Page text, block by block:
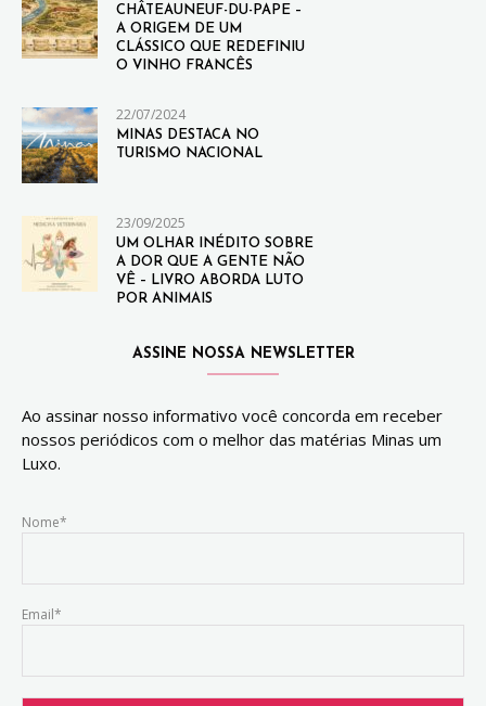
CHÂTEAUNEUF-DU-PAPE –
A ORIGEM DE UM
CLÁSSICO QUE REDEFINIU
O VINHO FRANCÊS
22/07/2024
MINAS DESTACA NO
TURISMO NACIONAL
23/09/2025
UM OLHAR INÉDITO SOBRE
A DOR QUE A GENTE NÃO
VÊ – LIVRO ABORDA LUTO
POR ANIMAIS
ASSINE NOSSA NEWSLETTER
Ao assinar nosso informativo você concorda em receber
nossos periódicos com o melhor das matérias Minas um
Luxo.
Nome*
Email*